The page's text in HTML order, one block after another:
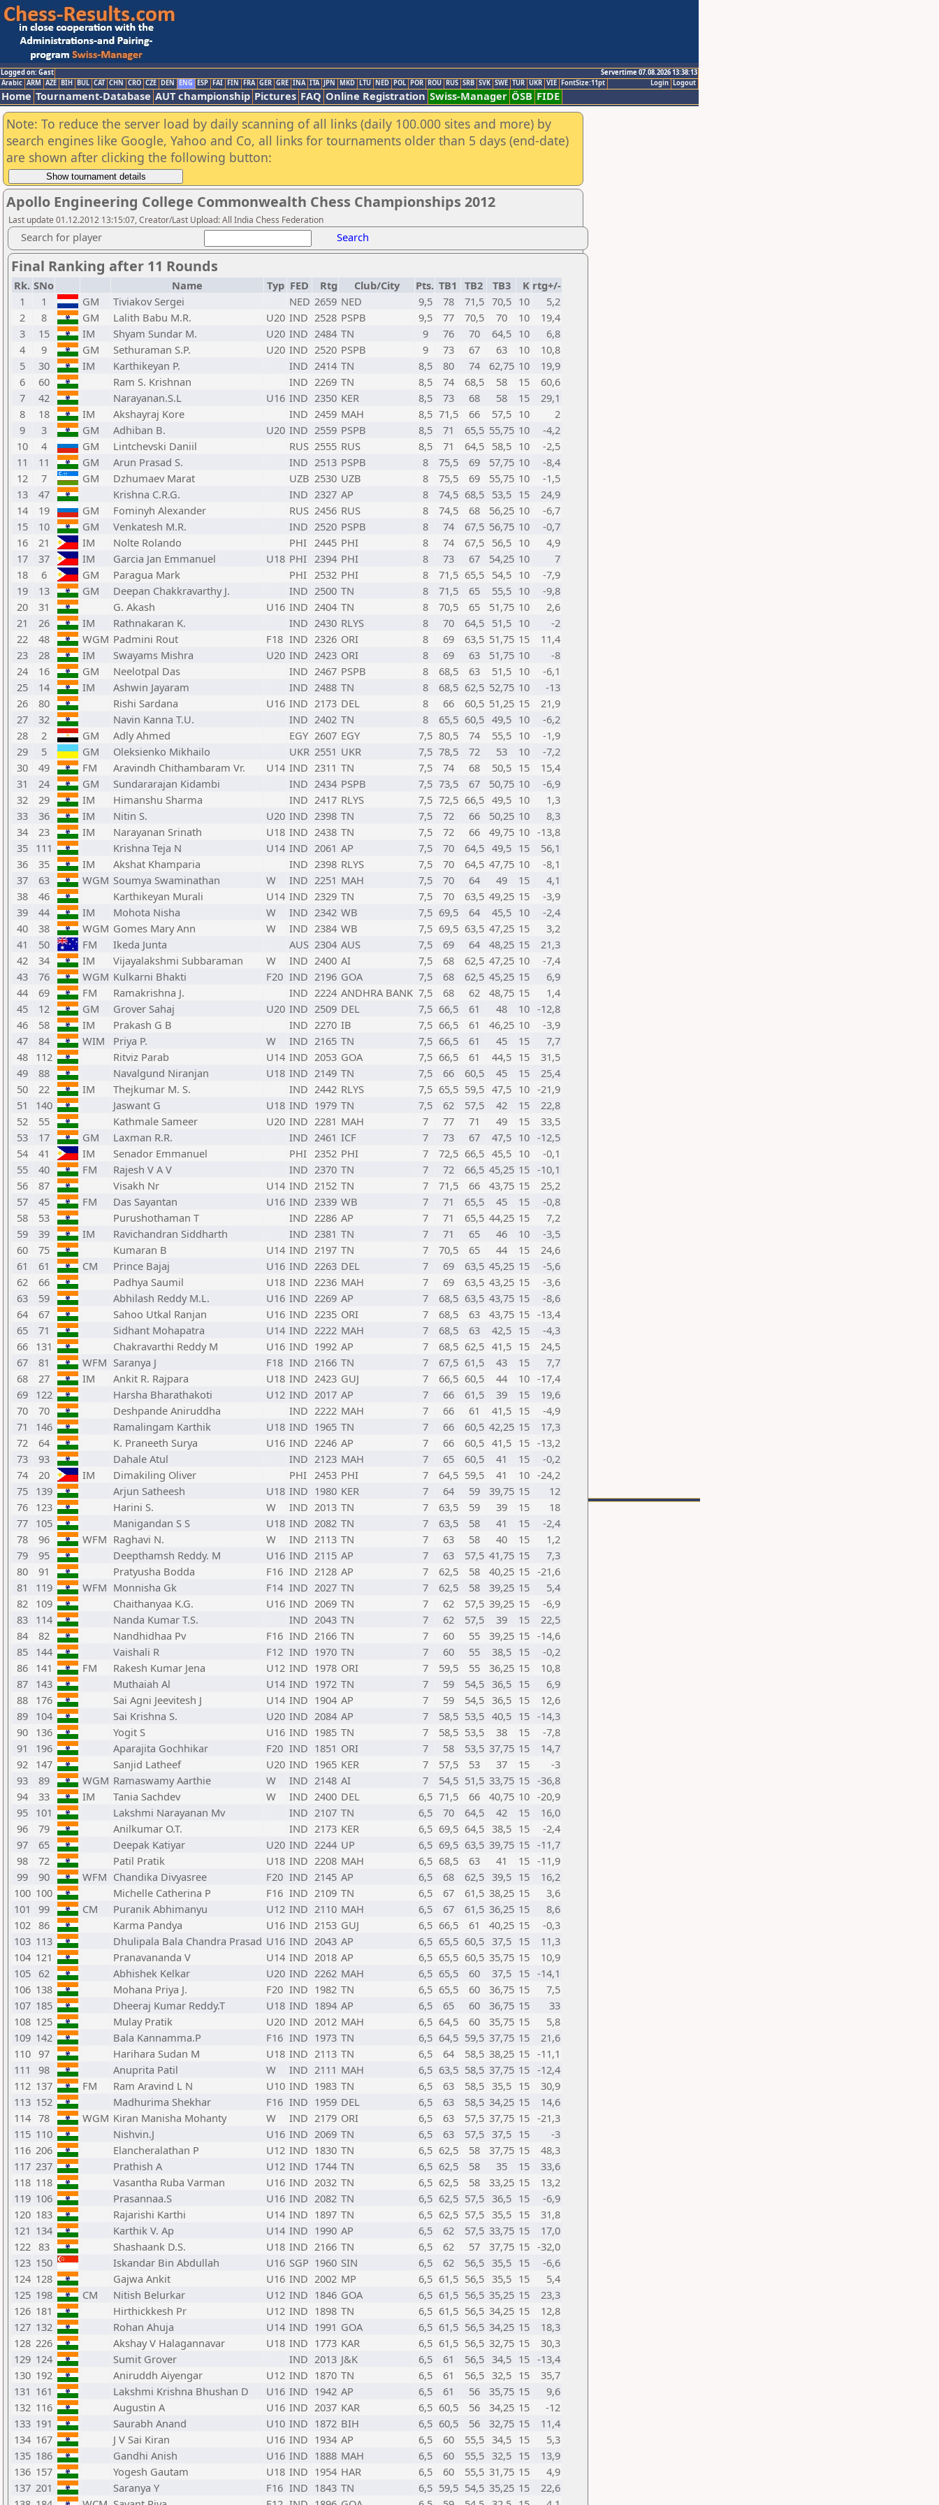
Logged on: Gast
Servertime 07.08.2026 13:38:13
Logout
Login
Arabic ARM AZE BIH BUL CAT CHN CRO CZE DEN ENG ESP FAI FIN FRA GER GRE INA ITA JPN MKD LTU NED POL POR ROU RUS SRB SVK SWE TUR UKR VIE FontSize:11pt
Home Tournament-Database AUT championship Pictures FAQ Online Registration Swiss-Manager ÖSB FIDE
Note: To reduce the server load by daily scanning of all links (daily 100.000 sites and more) by
search engines like Google, Yahoo and Co, all links for tournaments older than 5 days (end-date)
are shown after clicking the following button:
Apollo Engineering College Commonwealth Chess Championships 2012
Last update 01.12.2012 13:15:07, Creator/Last Upload: All India Chess Federation
Search for player Search
Final Ranking after 11 Rounds
Rk. SNo Name Typ FED Rtg Club/City Pts. TB1 TB2 TB3 K rtg+/-
1
1 GM Tiviakov Sergei NED 2659 NED 9,5 78 71,5 70,5 10
5,2
2
8 GM Lalith Babu M.R. U20 IND 2528 PSPB 9,5 77 70,5 70 10
19,4
3
15 IM Shyam Sundar M. U20 IND 2484 TN 9 76 70 64,5 10
6,8
4
9 GM Sethuraman S.P. U20 IND 2520 PSPB 9 73 67 63 10
10,8
5
30 IM Karthikeyan P. IND 2414 TN 8,5 80 74 62,75 10
19,9
6
60 Ram S. Krishnan IND 2269 TN 8,5 74 68,5 58 15
60,6
7
42 Narayanan.S.L U16 IND 2350 KER 8,5 73 68 58 15
29,1
8
18 IM Akshayraj Kore IND 2459 MAH 8,5 71,5 66 57,5 10
2
9
3 GM Adhiban B. U20 IND 2559 PSPB 8,5 71 65,5 55,75 10
-4,2
10
4 GM Lintchevski Daniil RUS 2555 RUS 8,5 71 64,5 58,5 10
-2,5
11
11 GM Arun Prasad S. IND 2513 PSPB 8 75,5 69 57,75 10
-8,4
12
7 GM Dzhumaev Marat UZB 2530 UZB 8 75,5 69 55,75 10
-1,5
13
47 Krishna C.R.G. IND 2327 AP 8 74,5 68,5 53,5 15
24,9
14
19 GM Fominyh Alexander RUS 2456 RUS 8 74,5 68 56,25 10
-6,7
15
10 GM Venkatesh M.R. IND 2520 PSPB 8 74 67,5 56,75 10
-0,7
16
21 IM Nolte Rolando PHI 2445 PHI 8 74 67,5 56,5 10
4,9
17
37 IM Garcia Jan Emmanuel U18 PHI 2394 PHI 8 73 67 54,25 10
7
18
6 GM Paragua Mark PHI 2532 PHI 8 71,5 65,5 54,5 10
-7,9
19
13 GM Deepan Chakkravarthy J. IND 2500 TN 8 71,5 65 55,5 10
-9,8
20
31 G. Akash U16 IND 2404 TN 8 70,5 65 51,75 10
2,6
21
26 IM Rathnakaran K. IND 2430 RLYS 8 70 64,5 51,5 10
-2
22
48 WGM Padmini Rout F18 IND 2326 ORI 8 69 63,5 51,75 15
11,4
23
28 IM Swayams Mishra U20 IND 2423 ORI 8 69 63 51,75 10
-8
24
16 GM Neelotpal Das IND 2467 PSPB 8 68,5 63 51,5 10
-6,1
25
14 IM Ashwin Jayaram IND 2488 TN 8 68,5 62,5 52,75 10
-13
26
80 Rishi Sardana U16 IND 2173 DEL 8 66 60,5 51,25 15
21,9
27
32 Navin Kanna T.U. IND 2402 TN 8 65,5 60,5 49,5 10
-6,2
28
2 GM Adly Ahmed EGY 2607 EGY 7,5 80,5 74 55,5 10
-1,9
29
5 GM Oleksienko Mikhailo UKR 2551 UKR 7,5 78,5 72 53 10
-7,2
30
49 FM Aravindh Chithambaram Vr. U14 IND 2311 TN 7,5 74 68 50,5 15
15,4
31
24 GM Sundararajan Kidambi IND 2434 PSPB 7,5 73,5 67 50,75 10
-6,9
32
29 IM Himanshu Sharma IND 2417 RLYS 7,5 72,5 66,5 49,5 10
1,3
33
36 IM Nitin S. U20 IND 2398 TN 7,5 72 66 50,25 10
8,3
34
23 IM Narayanan Srinath U18 IND 2438 TN 7,5 72 66 49,75 10 -13,8
35 111 Krishna Teja N U14 IND 2061 AP 7,5 70 64,5 49,5 15
56,1
36
35 IM Akshat Khamparia IND 2398 RLYS 7,5 70 64,5 47,75 10
-8,1
37
63 WGM Soumya Swaminathan W IND 2251 MAH 7,5 70 64 49 15
4,1
38
46 Karthikeyan Murali U14 IND 2329 TN 7,5 70 63,5 49,25 15
-3,9
39
44 IM Mohota Nisha W IND 2342 WB 7,5 69,5 64 45,5 10
-2,4
40
38 WGM Gomes Mary Ann W IND 2384 WB 7,5 69,5 63,5 47,25 15
3,2
41
50 FM Ikeda Junta AUS 2304 AUS 7,5 69 64 48,25 15
21,3
42
34 IM Vijayalakshmi Subbaraman W IND 2400 AI 7,5 68 62,5 47,25 10
-7,4
43
76 WGM Kulkarni Bhakti F20 IND 2196 GOA 7,5 68 62,5 45,25 15
6,9
44
69 FM Ramakrishna J. IND 2224 ANDHRA BANK 7,5 68 62 48,75 15
1,4
45
12 GM Grover Sahaj U20 IND 2509 DEL 7,5 66,5 61 48 10 -12,8
46
58 IM Prakash G B IND 2270 IB 7,5 66,5 61 46,25 10
-3,9
47
84 WIM Priya P. W IND 2165 TN 7,5 66,5 61 45 15
7,7
48 112 Ritviz Parab U14 IND 2053 GOA 7,5 66,5 61 44,5 15
31,5
49
88 Navalgund Niranjan U18 IND 2149 TN 7,5 66 60,5 45 15
25,4
50
22 IM Thejkumar M. S. IND 2442 RLYS 7,5 65,5 59,5 47,5 10 -21,9
51
140 Jaswant G U18 IND 1979 TN 7,5 62 57,5 42 15
22,8
52
55 Kathmale Sameer U20 IND 2281 MAH 7 77 71 49 15
33,5
53
17 GM Laxman R.R. IND 2461 ICF 7 73 67 47,5 10 -12,5
54
41 IM Senador Emmanuel PHI 2352 PHI 7 72,5 66,5 45,5 10
-0,1
55
40 FM Rajesh V A V IND 2370 TN 7 72 66,5 45,25 15 -10,1
56
87 Visakh Nr U14 IND 2152 TN 7 71,5 66 43,75 15
25,2
57
45 FM Das Sayantan U16 IND 2339 WB 7 71 65,5 45 15
-0,8
58
53 Purushothaman T IND 2286 AP 7 71 65,5 44,25 15
7,2
59
39 IM Ravichandran Siddharth IND 2381 TN 7 71 65 46 10
-3,5
60
75 Kumaran B U14 IND 2197 TN 7 70,5 65 44 15
24,6
61
61 CM Prince Bajaj U16 IND 2263 DEL 7 69 63,5 45,25 15
-5,6
62
66 Padhya Saumil U18 IND 2236 MAH 7 69 63,5 43,25 15
-3,6
63
59 Abhilash Reddy M.L. U16 IND 2269 AP 7 68,5 63,5 43,75 15
-8,6
64
67 Sahoo Utkal Ranjan U16 IND 2235 ORI 7 68,5 63 43,75 15 -13,4
65
71 Sidhant Mohapatra U14 IND 2222 MAH 7 68,5 63 42,5 15
-4,3
66 131 Chakravarthi Reddy M U16 IND 1992 AP 7 68,5 62,5 41,5 15
24,5
67
81 WFM Saranya J F18 IND 2166 TN 7 67,5 61,5 43 15
7,7
68
27 IM Ankit R. Rajpara U18 IND 2423 GUJ 7 66,5 60,5 44 10 -17,4
69 122 Harsha Bharathakoti U12 IND 2017 AP 7 66 61,5 39 15
19,6
70
70 Deshpande Aniruddha IND 2222 MAH 7 66 61 41,5 15
-4,9
71
146 Ramalingam Karthik U18 IND 1965 TN 7 66 60,5 42,25 15
17,3
72
64 K. Praneeth Surya U16 IND 2246 AP 7 66 60,5 41,5 15 -13,2
73
93 Dahale Atul IND 2123 MAH 7 65 60,5 41 15
-0,2
74
20 IM Dimakiling Oliver PHI 2453 PHI 7 64,5 59,5 41 10 -24,2
75 139 Arjun Satheesh U18 IND 1980 KER 7 64 59 39,75 15
12
76 123 Harini S. W IND 2013 TN 7 63,5 59 39 15
18
77 105 Manigandan S S U18 IND 2082 TN 7 63,5 58 41 15
-2,4
78
96 WFM Raghavi N. W IND 2113 TN 7 63 58 40 15
1,2
79
95 Deepthamsh Reddy. M U16 IND 2115 AP 7 63 57,5 41,75 15
7,3
80
91 Pratyusha Bodda F16 IND 2128 AP 7 62,5 58 40,25 15 -21,6
81
119 WFM Monnisha Gk F14 IND 2027 TN 7 62,5 58 39,25 15
5,4
82 109 Chaithanyaa K.G. U16 IND 2069 TN 7 62 57,5 39,25 15
-6,9
83 114 Nanda Kumar T.S. IND 2043 TN 7 62 57,5 39 15
22,5
84
82 Nandhidhaa Pv F16 IND 2166 TN 7 60 55 39,25 15 -14,6
85 144 Vaishali R F12 IND 1970 TN 7 60 55 38,5 15
-0,2
86 141 FM Rakesh Kumar Jena U12 IND 1978 ORI 7 59,5 55 36,25 15
10,8
87 143 Muthaiah Al U14 IND 1972 TN 7 59 54,5 36,5 15
6,9
88 176 Sai Agni Jeevitesh J U14 IND 1904 AP 7 59 54,5 36,5 15
12,6
89 104 Sai Krishna S. U20 IND 2084 AP 7 58,5 53,5 40,5 15 -14,3
90 136 Yogit S U16 IND 1985 TN 7 58,5 53,5 38 15
-7,8
91
196 Aparajita Gochhikar F20 IND 1851 ORI 7 58 53,5 37,75 15
14,7
92 147 Sanjid Latheef U20 IND 1965 KER 7 57,5 53 37 15
-3
93
89 WGM Ramaswamy Aarthie W IND 2148 AI 7 54,5 51,5 33,75 15 -36,8
94
33 IM Tania Sachdev W IND 2400 DEL 6,5 71,5 66 40,75 10 -20,9
95 101 Lakshmi Narayanan Mv IND 2107 TN 6,5 70 64,5 42 15
16,0
96
79 Anilkumar O.T. IND 2173 KER 6,5 69,5 64,5 38,5 15
-2,4
97
65 Deepak Katiyar U20 IND 2244 UP 6,5 69,5 63,5 39,75 15 -11,7
98
72 Patil Pratik U18 IND 2208 MAH 6,5 68,5 63 41 15 -11,9
99
90 WFM Chandika Divyasree F20 IND 2145 AP 6,5 68 62,5 39,5 15
16,2
100 100 Michelle Catherina P F16 IND 2109 TN 6,5 67 61,5 38,25 15
3,6
101
99 CM Puranik Abhimanyu U12 IND 2110 MAH 6,5 67 61,5 36,25 15
8,6
102 86 Karma Pandya U16 IND 2153 GUJ 6,5 66,5 61 40,25 15
-0,3
103 113 Dhulipala Bala Chandra Prasad U16 IND 2043 AP 6,5 65,5 60,5 37,5 15
11,3
104 121 Pranavananda V U14 IND 2018 AP 6,5 65,5 60,5 35,75 15
10,9
105 62 Abhishek Kelkar U20 IND 2262 MAH 6,5 65,5 60 37,5 15 -14,1
106 138 Mohana Priya J. F20 IND 1982 TN 6,5 65,5 60 36,75 15
7,5
107 185 Dheeraj Kumar Reddy.T U18 IND 1894 AP 6,5 65 60 36,75 15
33
108 125 Mulay Pratik U20 IND 2012 MAH 6,5 64,5 60 35,75 15
5,8
109 142 Bala Kannamma.P F16 IND 1973 TN 6,5 64,5 59,5 37,75 15
21,6
110 97 Harihara Sudan M U18 IND 2113 TN 6,5 64 58,5 38,25 15 -11,1
111
98 Anuprita Patil W IND 2111 MAH 6,5 63,5 58,5 37,75 15 -12,4
112 137 FM Ram Aravind L N U10 IND 1983 TN 6,5 63 58,5 35,5 15
30,9
113 152 Madhurima Shekhar F16 IND 1959 DEL 6,5 63 58,5 34,25 15
14,6
114 78 WGM Kiran Manisha Mohanty W IND 2179 ORI 6,5 63 57,5 37,75 15 -21,3
115 110 Nishvin.J U16 IND 2069 TN 6,5 63 57,5 37,5 15
-3
116 206 Elancheralathan P U12 IND 1830 TN 6,5 62,5 58 37,75 15
48,3
117 237 Prathish A U12 IND 1744 TN 6,5 62,5 58 35 15
33,6
118 118 Vasantha Ruba Varman U16 IND 2032 TN 6,5 62,5 58 33,25 15
13,2
119 106 Prasannaa.S U16 IND 2082 TN 6,5 62,5 57,5 36,5 15
-6,9
120 183 Rajarishi Karthi U14 IND 1897 TN 6,5 62,5 57,5 35,5 15
31,8
121 134 Karthik V. Ap U14 IND 1990 AP 6,5 62 57,5 33,75 15
17,0
122 83 Shashaank D.S. U18 IND 2166 TN 6,5 62 57 37,75 15 -32,0
123 150 Iskandar Bin Abdullah U16 SGP 1960 SIN 6,5 62 56,5 35,5 15
-6,6
124 128 Gajwa Ankit U16 IND 2002 MP 6,5 61,5 56,5 35,5 15
5,4
125 198 CM Nitish Belurkar U12 IND 1846 GOA 6,5 61,5 56,5 35,25 15
23,3
126 181 Hirthickkesh Pr U12 IND 1898 TN 6,5 61,5 56,5 34,25 15
12,8
127 132 Rohan Ahuja U14 IND 1991 GOA 6,5 61,5 56,5 34,25 15
18,3
128 226 Akshay V Halagannavar U18 IND 1773 KAR 6,5 61,5 56,5 32,75 15
30,3
129 124 Sumit Grover IND 2013 J&K 6,5 61 56,5 34,5 15 -13,4
130 192 Aniruddh Aiyengar U12 IND 1870 TN 6,5 61 56,5 32,5 15
35,7
131 161 Lakshmi Krishna Bhushan D U16 IND 1942 AP 6,5 61 56 35,75 15
9,6
132 116 Augustin A U16 IND 2037 KAR 6,5 60,5 56 34,25 15
-12
133 191 Saurabh Anand U10 IND 1872 BIH 6,5 60,5 56 32,75 15
11,4
134 167 J V Sai Kiran U16 IND 1934 AP 6,5 60 55,5 34,5 15
5,3
135 186 Gandhi Anish U16 IND 1888 MAH 6,5 60 55,5 32,5 15
13,9
136 157 Yogesh Gautam U18 IND 1954 HAR 6,5 60 55,5 31,75 15
4,9
137 201 Saranya Y F16 IND 1843 TN 6,5 59,5 54,5 35,25 15
22,6